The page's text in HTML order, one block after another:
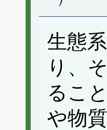
生態
り、
るこ
や物